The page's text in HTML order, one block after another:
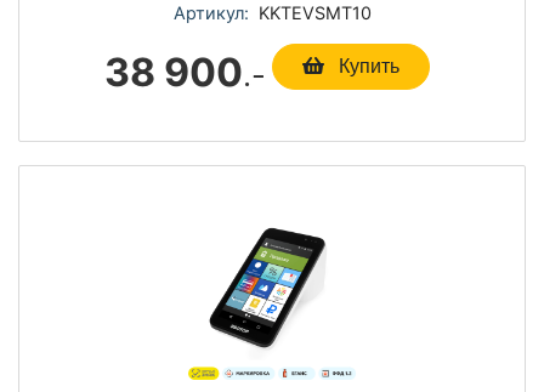
Артикул: KKTEVSMT10
38 900.- Купить